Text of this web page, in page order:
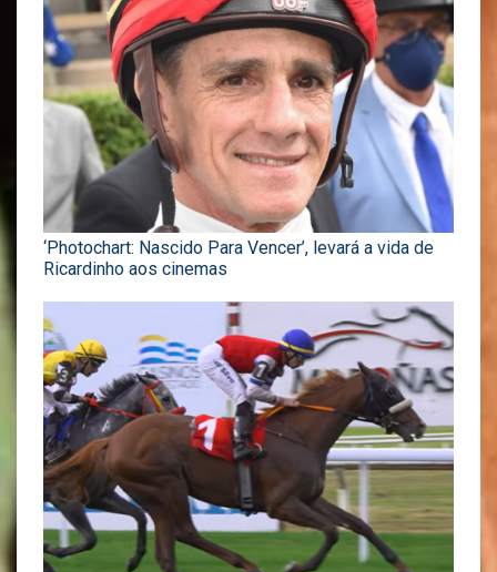
‘Photochart: Nascido Para Vencer’, levará a vida de
Ricardinho aos cinemas